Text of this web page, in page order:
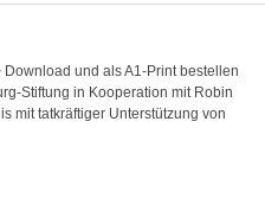
und als A1-Print bestellen
Stiftung in Kooperation mit Robin
mit tatkräftiger Unterstützung von